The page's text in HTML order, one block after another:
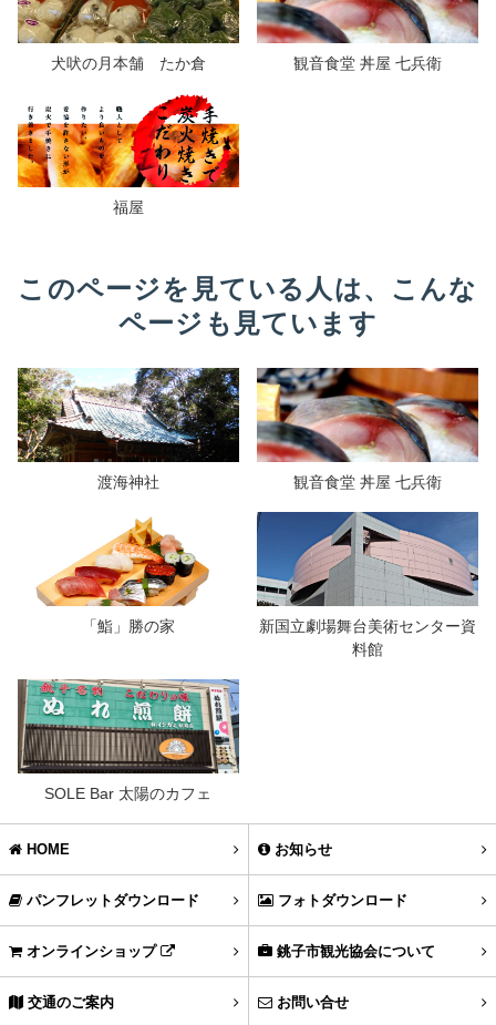
犬吠の月本舗 たか倉 観音食堂 丼屋 七兵衛
福屋
このページを見ている人は、こんな
ページも見ています
渡海神社 観音食堂 丼屋 七兵衛
「鮨」勝の家
新国立劇場舞台美術センター資
料館
SOLE Bar 太陽のカフェ
HOME お知らせ
パンフレットダウンロード フォトダウンロード
オンラインショップ 銚子市観光協会について
交通のご案内 お問い合せ